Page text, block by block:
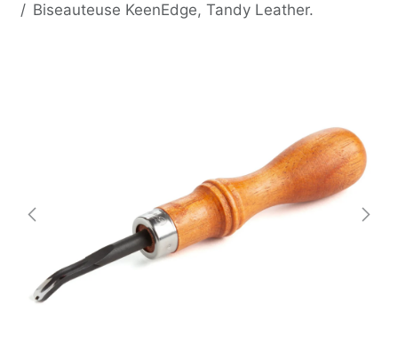
Biseauteuse KeenEdge, Tandy Leather.